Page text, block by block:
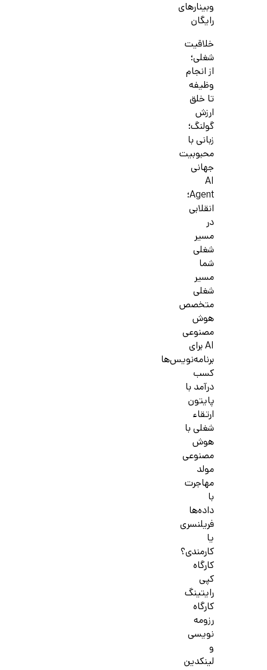
وبینارهای
رایگان
خلاقیت
شغلی؛
از انجام
وظیفه
تا خلق
ارزش
گولنگ؛
زبانی با
محبوبیت
جهانی
AI
Agent؛
انقلابی
در
مسیر
شغلی
شما
مسیر
شغلی
متخصص
هوش
مصنوعی
AI برای
برنامه‌نویس‌ها
کسب
درآمد با
پایتون
ارتقاء
شغلی با
هوش
مصنوعی
مولد
مهاجرت
با
داده‌ها
فریلنسری
یا
کارمندی؟
کارگاه
کپی
رایتینگ
کارگاه
رزومه
نویسی
و
لینکدین